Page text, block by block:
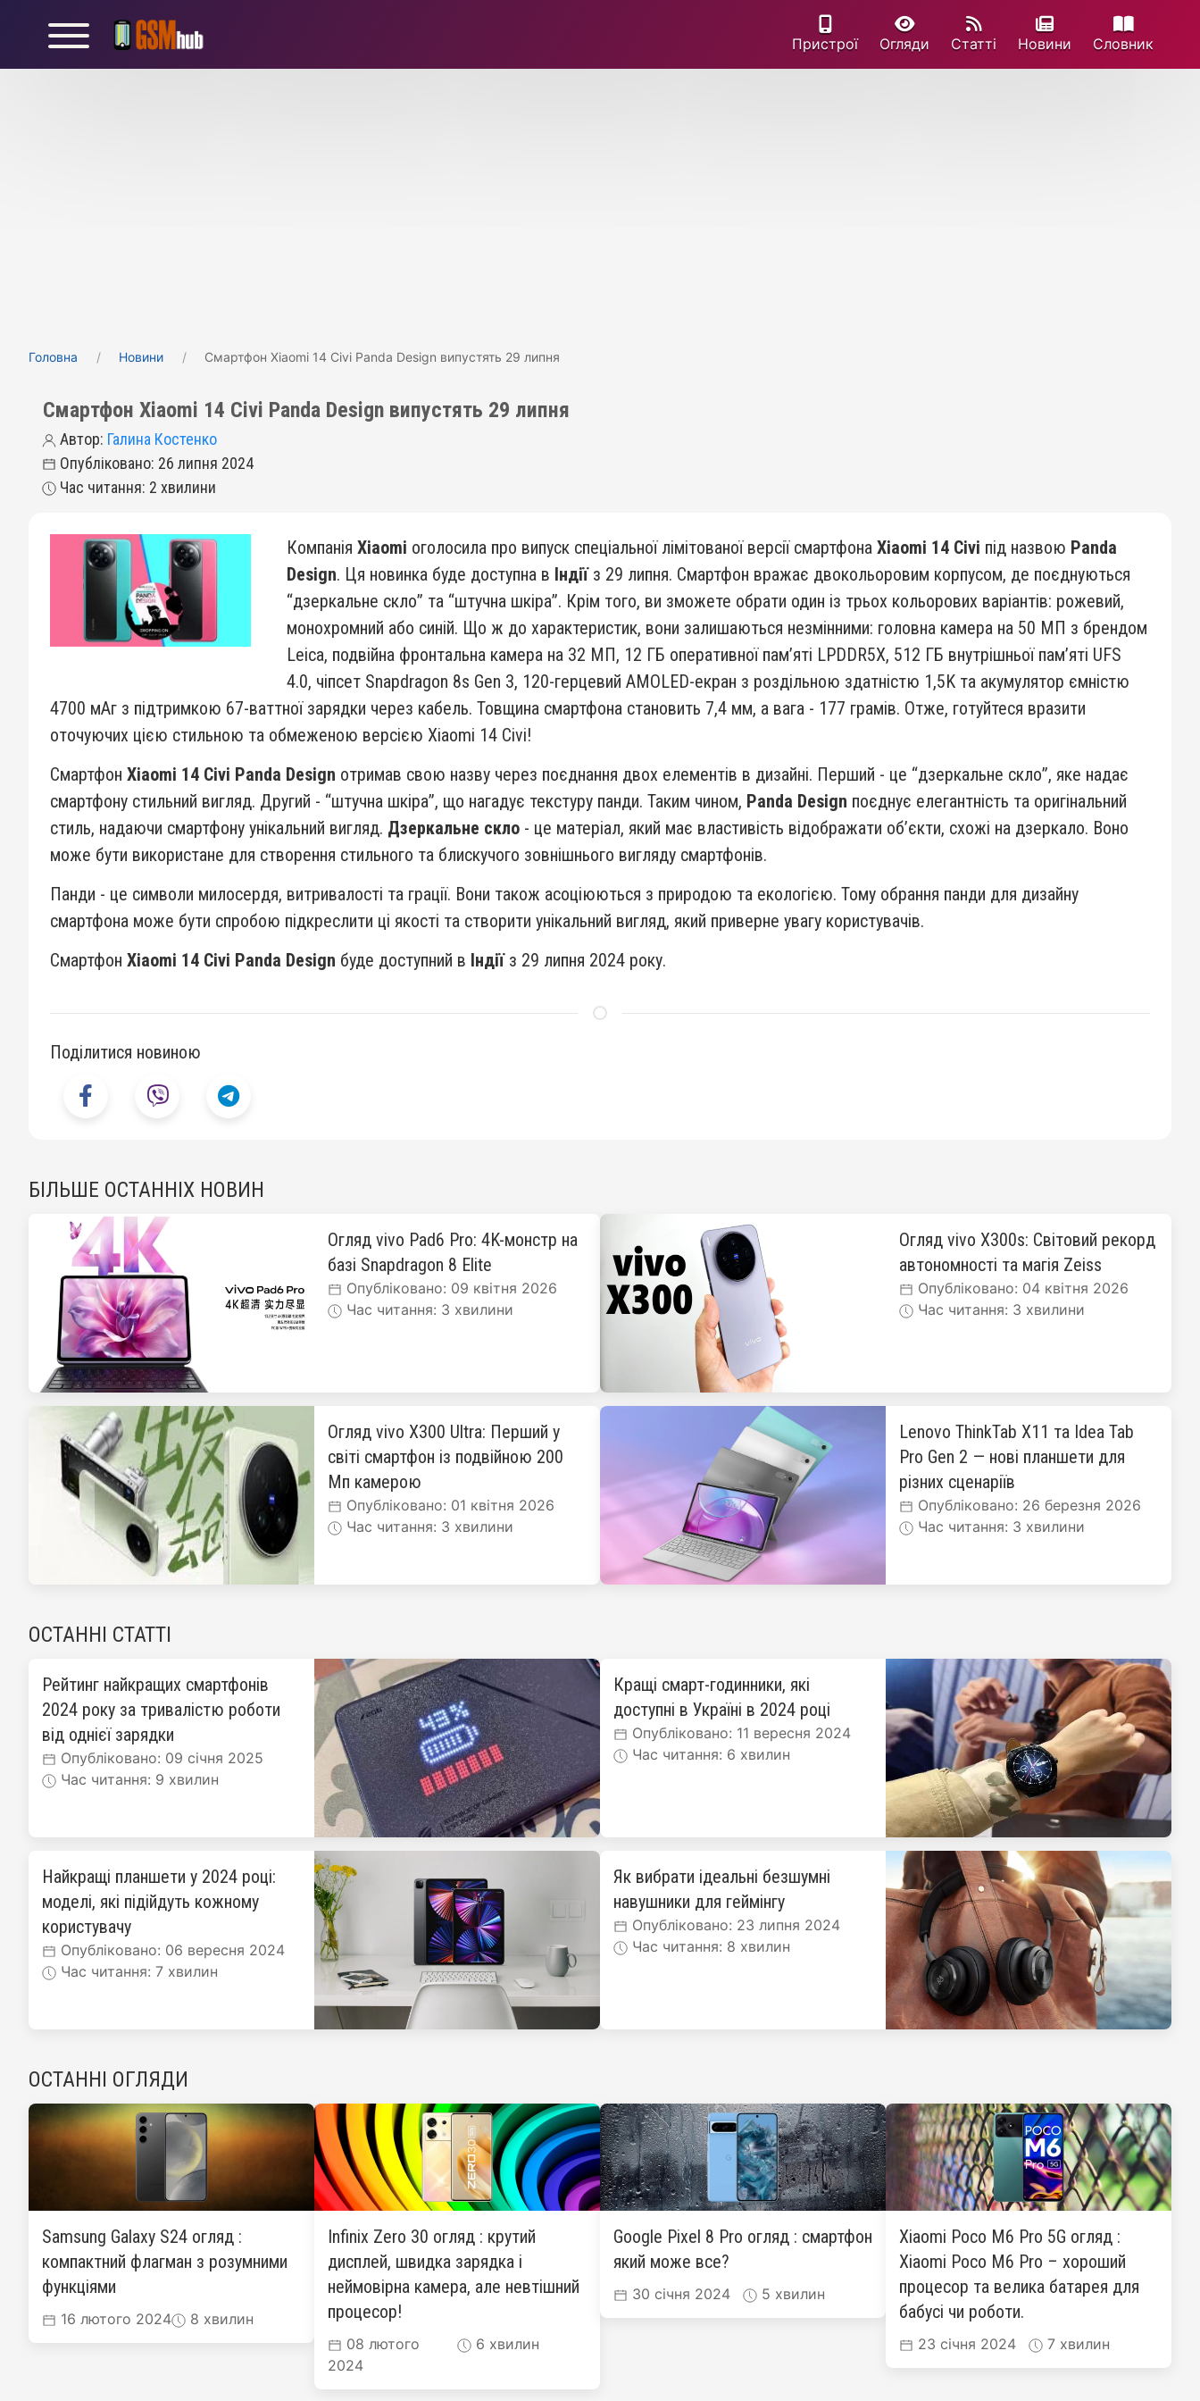
Пристрої Огляди Статті Новини Cловник
Головна Новини Смартфон Xiaomi 14 Civi Panda Design випустять 29 липня
Смартфон Xiaomi 14 Civi Panda Design випустять 29 липня
Автор: Галина Костенко
Опубліковано: 26 липня 2024
Час читання: 2 хвилини
Компанія Xiaomi оголосила про випуск спеціальної лімітованої версії смартфона Xiaomi 14 Civi під назвою Panda
Design. Ця новинка буде доступна в Індіїз 29 липня. Смартфон вражає двокольоровим корпусом, де поєднуються
“дзеркальне скло” та “штучна шкіра”. Крім того, ви зможете обрати один із трьох кольорових варіантів: рожевий,
монохромний або синій. Що ж до характеристик, вони залишаються незмінними: головна камера на 50 МП з брендом
Leica, подвійна фронтальна камера на 32 МП, 12 ГБ оперативної пам’яті LPDDR5X, 512 ГБ внутрішньої пам’яті UFS
4.0, чіпсет Snapdragon 8s Gen 3, 120-герцевий AMOLED-екран з роздільною здатністю 1,5K та акумулятор ємністю
4700 мАг з підтримкою 67-ваттної зарядки через кабель. Товщина смартфона становить 7,4 мм, а вага - 177 грамів. Отже, готуйтеся вразити
оточуючих цією стильною та обмеженою версією Xiaomi 14 Civi!
Смартфон Xiaomi 14 Civi Panda Design отримав свою назву через поєднання двох елементів в дизайні. Перший - це “дзеркальне скло”, яке надає
смартфону стильний вигляд. Другий - “штучна шкіра”, що нагадує текстуру панди. Таким чином, Panda Design поєднує елегантність та оригінальний
стиль, надаючи смартфону унікальний вигляд. Дзеркальне скло - це матеріал, який має властивість відображати об’єкти, схожі на дзеркало. Воно
може бути використане для створення стильного та блискучого зовнішнього вигляду смартфонів.
Панди - це символи милосердя, витривалості та грації. Вони також асоціюються з природою та екологією. Тому обрання панди для дизайну
смартфона може бути спробою підкреслити ці якості та створити унікальний вигляд, який приверне увагу користувачів.
Смартфон Xiaomi 14 Civi Panda Design буде доступний в Індіїз 29 липня 2024 року.
Поділитися новиною
БІЛЬШЕ ОСТАННІХ НОВИН
Огляд vivo Pad6 Pro: 4K-монстр на
базі Snapdragon 8 Elite
Опубліковано: 09 квітня 2026
Час читання: 3 хвилини
Огляд vivo X300s: Світовий рекорд
автономності та магія Zeiss
Опубліковано: 04 квітня 2026
Час читання: 3 хвилини
Огляд vivo X300 Ultra: Перший у
світі смартфон із подвійною 200
Мп камерою
Опубліковано: 01 квітня 2026
Час читання: 3 хвилини
Lenovo ThinkTab X11 та Idea Tab
Pro Gen 2 — нові планшети для
різних сценаріїв
Опубліковано: 26 березня 2026
Час читання: 3 хвилини
ОСТАННІ СТАТТІ
Рейтинг найкращих смартфонів
2024 року за тривалістю роботи
від однієї зарядки
Опубліковано: 09 січня 2025
Час читання: 9 хвилин
Кращі смарт-годинники, які
доступні в Україні в 2024 році
Опубліковано: 11 вересня 2024
Час читання: 6 хвилин
Найкращі планшети у 2024 році:
моделі, які підійдуть кожному
користувачу
Опубліковано: 06 вересня 2024
Час читання: 7 хвилин
Як вибрати ідеальні безшумні
навушники для геймінгу
Опубліковано: 23 липня 2024
Час читання: 8 хвилин
ОСТАННІ ОГЛЯДИ
Samsung Galaxy S24 огляд :
компактний флагман з розумними
функціями
16 лютого 2024 8 хвилин
Infinix Zero 30 огляд : крутий
дисплей, швидка зарядка і
неймовірна камера, але невтішний
процесор!
08 лютого
2024
6 хвилин
Google Pixel 8 Pro огляд : смартфон
який може все?
30 січня 2024 5 хвилин
Xiaomi Poco M6 Pro 5G огляд :
Xiaomi Poco M6 Pro – хороший
процесор та велика батарея для
бабусі чи роботи.
23 січня 2024 7 хвилин